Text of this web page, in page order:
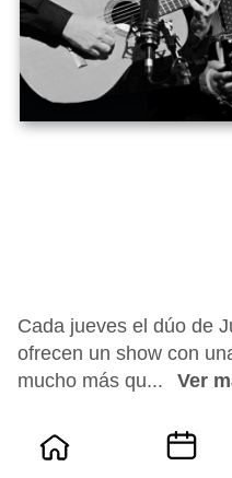
Cada jueves el dúo de
ofrecen un show con
mucho más qu...
Ver